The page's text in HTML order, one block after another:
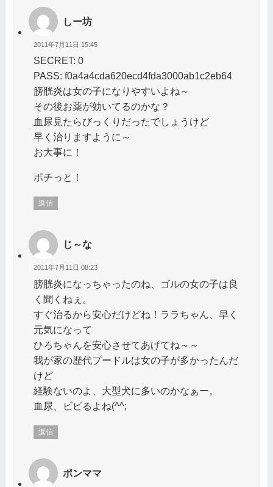
しー坊
2011年7月11日 15:45
SECRET: 0
PASS: f0a4a4cda620ecd4fda3000ab1c2eb64
膀胱炎は女の子になりやすいよね～
その後お薬が効いてるのかな？
血尿見たらびっくりだったでしょうけど
早く治りますように～
お大事に！
ポチっと！
返信
じ～な
2011年7月11日 08:23
膀胱炎になっちゃったのね、ゴルの女の子は良
く聞くねぇ。
すぐ治るから安心だけどね！ララちゃん、早く
元気になって
ひろちゃんを安心させてあげてね～～
我が家の歴代プードルは女の子が多かったんだ
けど
経験ないのよ、大型犬に多いのかなぁー。
血尿、ビビるよね(^^;
返信
ポンママ